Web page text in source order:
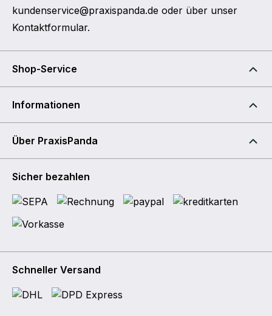
kundenservice@praxispanda.de oder über unser
Kontaktformular.
Shop-Service
Informationen
Über PraxisPanda
Sicher bezahlen
Schneller Versand